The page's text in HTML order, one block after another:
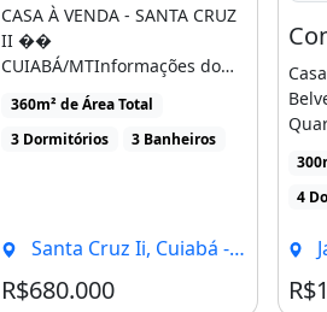
CASA À VENDA - SANTA CRUZ
II ��
CUIABÁ/MTInformações do
Imóvel Área do terreno 360
m² Área [...]
360m² de Área Total
3 Dormitórios
3 Banheiros
Santa Cruz Ii, Cuiabá - MT
R$680.000
br
[...]
4